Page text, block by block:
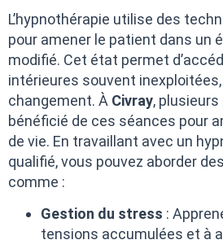
L’hypnothérapie utilise des
pour amener le patient dans un
modifié. Cet état permet
intérieures souvent
changement. À Civray,
bénéficié de ces séances pour
de vie. En travaillant avec un
qualifié, vous pouvez aborder
comme :
Gestion du stress :
tensions accumulées et à